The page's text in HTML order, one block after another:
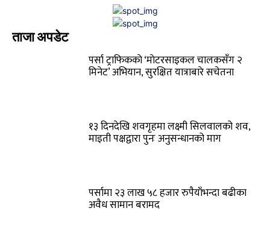
ताजा अपडेट
पर्सा ट्राफिककाे ‘माेटरसाइकल चालकसँग २
मिनेट’ अभियान, सुरक्षित यात्राबारे सचेतना
१३ दिनदेखि शवगृहमा लक्ष्मी सिलवालको शव,
माइती पक्षद्वारा पुनः अनुसन्धानको माग
पर्सामा २३ लाख ५८ हजार रुपैयाँभन्दा बढीका
अवैध सामान बरामद